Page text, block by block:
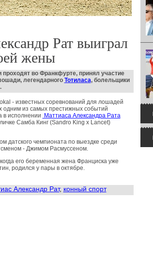
Рат выиграл
жены
во Франкфурте, принял участие
легендарного Тотиласа, болельщики
- известных соревнований для лошадей
одним из самых престижных событий
в исполнении
Маттиаса Александра Рата
Самба Кинг (Sandro King x Lancet)
датского чемпионата по выездке среди
- Джимом Расмуссеном.
его беременная жена Франциска уже
родился у пары в октябре.
Александр Рат, конный спорт